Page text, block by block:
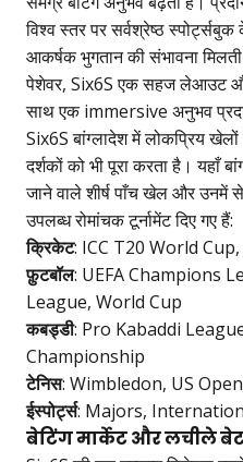
विश्व स्तर पर सर्वश्रेष्ठ
आकर्षक भुगतान की संभावना
पेशेवर, Six6S एक सहज लेआउट
साथ एक immersive अनुभव
Six6S बांग्लादेश में लोकप्रिय
दर्शकों को भी पूरा करता है। यहाँ
जाने वाले शीर्ष पाँच खेल और उनमें
उपलब्ध रोमांचक टूर्नामेंट दिए गए हैं:
क्रिकेट: ICC T20 World
फ़ुटबॉल: UEFA Champions
League, World Cup
कबड्डी: Pro Kabaddi
Championship
टेनिस: Wimbledon, US
ईस्पोर्ट्स: Majors,
बेटिंग मार्केट और लचीले बेट